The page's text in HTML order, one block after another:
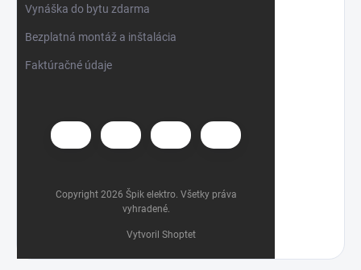
Vynáška do bytu zdarma
Bezplatná montáž a inštalácia
Faktúračné údaje
Vytvoril Shoptet
Copyright 2026 Špik elektro. Všetky práva
vyhradené.